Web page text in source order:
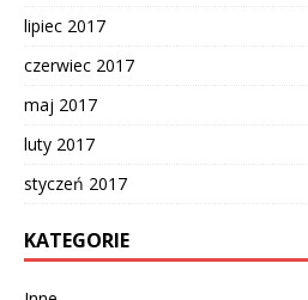
lipiec 2017
czerwiec 2017
maj 2017
luty 2017
styczeń 2017
KATEGORIE